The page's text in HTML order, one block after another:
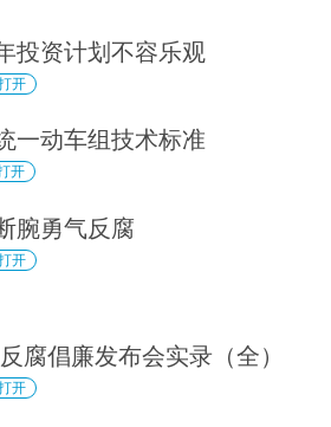
投资计划不容乐观
开
一动车组技术标准
开
腕勇气反腐
开
腐倡廉发布会实录（全）
开